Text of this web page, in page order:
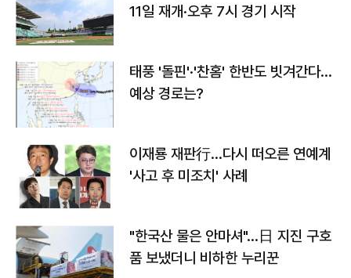
11일 재개·오후 7시 경기 시작
태풍 '돌핀'·'찬홈' 한반도 빗겨간다…
예상 경로는?
이재룡 재판行…다시 떠오른 연예계
'사고 후 미조치' 사례
"한국산 물은 안마셔"…日 지진 구호
품 보냈더니 비하한 누리꾼